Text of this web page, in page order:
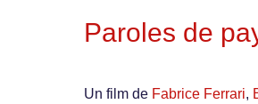
Paroles de
Un film de Fabrice Ferrari,